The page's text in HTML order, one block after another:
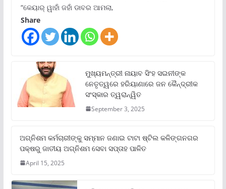
“କେୟାର୍ ୱାହାଁ ଜହାଁ ଡାବର ଆମଲା,
Share
ମୁଖ୍ୟମନ୍ତ୍ରୀ ନାୟାବ ସିଂହ ସଇନୀଙ୍କ
ନେତୃତ୍ୱରେ ହରିୟାଣାରେ ଜନ କୈନ୍ଦ୍ରୀକ
ସଂସ୍କାର ତ୍ୱରାନ୍ୱିତ
September 3, 2025
ଅଗ୍ନିଶମ କର୍ମଚାରୀଙ୍କୁ ସମ୍ମାନ ଜଣାଇ ଟାଟା ଷ୍ଟିଲ କଳିଙ୍ଗନଗର
ପକ୍ଷରୁ ଜାତୀୟ ଅଗ୍ନିଶମ ସେବା ସପ୍ତାହ ପାଳିତ
April 15, 2025